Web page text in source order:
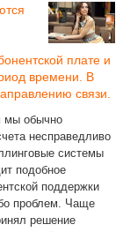
плате и
времени. В
связи.
мы обычно
несправедливо
системы
подобное
поддержки
проблем. Чаще
решение